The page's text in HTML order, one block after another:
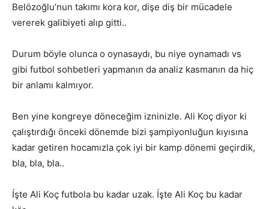
Belözoğlu’nun takımı kora kor, dişe diş bir mücadele
vererek galibiyeti alıp gitti..
Durum böyle olunca o oynasaydı, bu niye oynamadı vs
gibi futbol sohbetleri yapmanın da analiz kasmanın da hiç
bir anlamı kalmıyor.
Ben yine kongreye döneceğim izninizle. Ali Koç diyor ki
çalıştırdığı önceki dönemde bizi şampiyonluğun kıyısına
kadar getiren hocamızla çok iyi bir kamp dönemi geçirdik,
bla, bla, bla..
Íşte Ali Koç futbola bu kadar uzak. Íşte Ali Koç bu kadar